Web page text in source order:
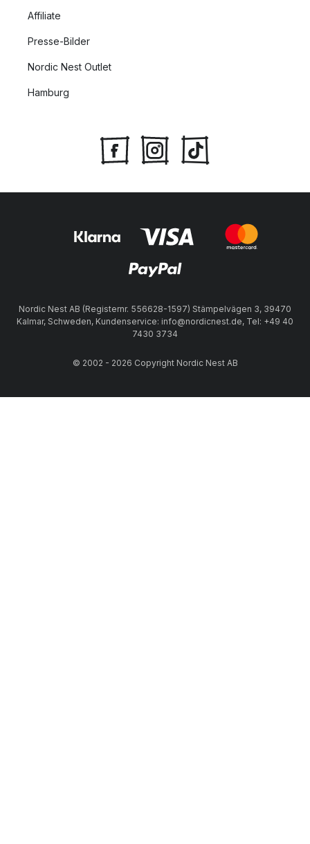
Affiliate
Presse-Bilder
Nordic Nest Outlet
Hamburg
Nordic Nest AB (Registernr. 556628-1597) Stämpelvägen 3, 39470
Kalmar, Schweden, Kundenservice: info@nordicnest.de, Tel: +49 40
7430 3734
© 2002 - 2026 Copyright Nordic Nest AB